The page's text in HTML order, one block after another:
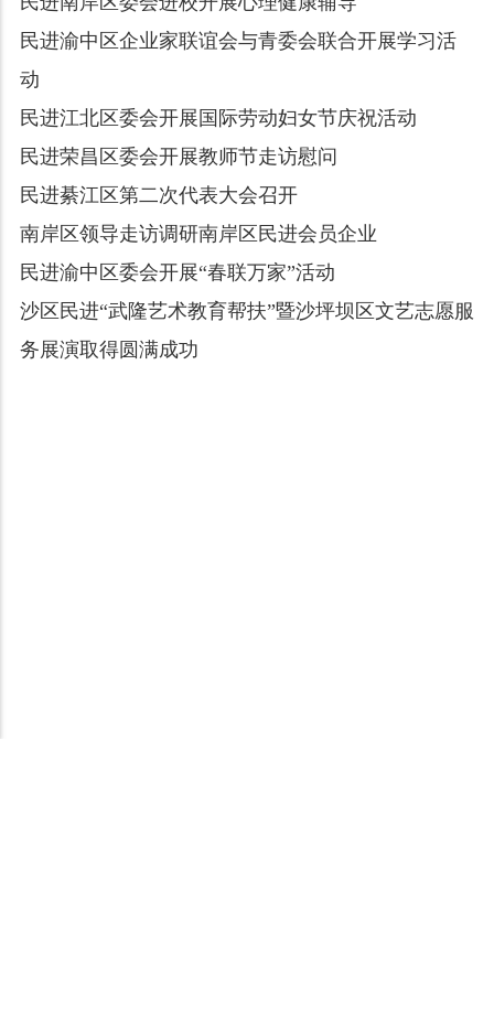
民进渝中区企业家联谊会与青委会联合开展学习活
动
民进江北区委会开展国际劳动妇女节庆祝活动
民进荣昌区委会开展教师节走访慰问
民进綦江区第二次代表大会召开
南岸区领导走访调研南岸区民进会员企业
民进渝中区委会开展“春联万家”活动
沙区民进“武隆艺术教育帮扶”暨沙坪坝区文艺志愿服
务展演取得圆满成功